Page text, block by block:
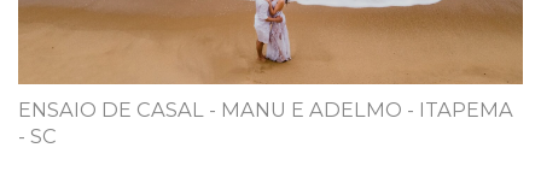
ENSAIO DE CASAL - MANU E ADELMO - ITAPEMA
- SC